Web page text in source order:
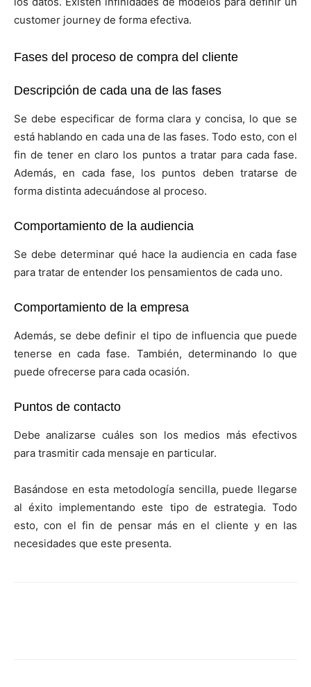
customer journey de forma efectiva.
Fases del proceso de compra del cliente
Descripción de cada una de las fases
Se debe especificar de forma clara y concisa, lo que se
está hablando en cada una de las fases. Todo esto, con el
fin de tener en claro los puntos a tratar para cada fase.
Además, en cada fase, los puntos deben tratarse de
forma distinta adecuándose al proceso.
Comportamiento de la audiencia
Se debe determinar qué hace la audiencia en cada fase
para tratar de entender los pensamientos de cada uno.
Comportamiento de la empresa
Además, se debe definir el tipo de influencia que puede
tenerse en cada fase. También, determinando lo que
puede ofrecerse para cada ocasión.
Puntos de contacto
Debe analizarse cuáles son los medios más efectivos
para trasmitir cada mensaje en particular.
Basándose en esta metodología sencilla, puede llegarse
al éxito implementando este tipo de estrategia. Todo
esto, con el fin de pensar más en el cliente y en las
necesidades que este presenta.